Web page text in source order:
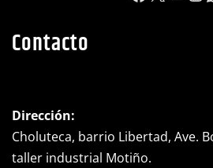
Contacto
Dirección:
Choluteca, barrio Libertad, Ave.
taller industrial Motiño.